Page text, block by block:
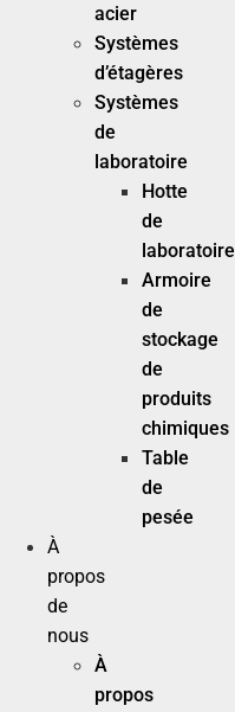
acier
Systèmes
d’étagères
Systèmes
de
laboratoire
Hotte
de
laboratoire
Armoire
de
stockage
de
produits
chimiques
Table
de
pesée
À
propos
de
nous
À
propos